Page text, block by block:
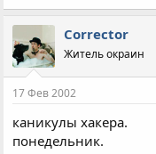
Corrector
Житель окраин
17 Фев 2002
каникулы хакера.
понедельник.